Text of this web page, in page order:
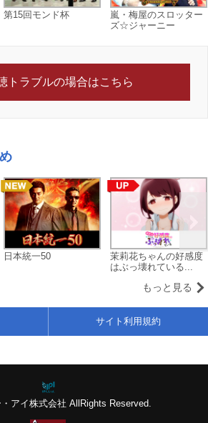
第15回モンド杯
嵐・梅屋のスロッター
ズ☆ジャーニー
トラブルの場合はこちら
日本統一50
茉莉花ちゃんの好感度
はぶっ壊れている...
もっと見る
アイ株式会社 AllRights Reserved.
サイト利用規約